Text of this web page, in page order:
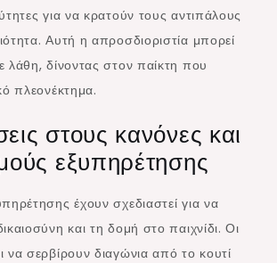
για να κρατούν τους αντιπάλους
Αυτή η απροσδιοριστία μπορεί
λάθη, δίνοντας στον παίκτη που
πλεονέκτημα.
στους κανόνες και
εξυπηρέτησης
έχουν σχεδιαστεί για να
και τη δομή στο παιχνίδι. Οι
να σερβίρουν διαγώνια από το κουτί